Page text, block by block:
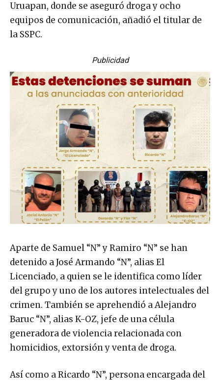
Uruapan, donde se aseguró droga y ocho
equipos de comunicación, añadió el titular de
la SSPC.
Publicidad
Aparte de Samuel “N” y Ramiro “N” se han
detenido a José Armando “N”, alias El
Licenciado, a quien se le identifica como líder
del grupo y uno de los autores intelectuales del
crimen. También se aprehendió a Alejandro
Baruc “N”, alias K-OZ, jefe de una célula
generadora de violencia relacionada con
homicidios, extorsión y venta de droga.
Así como a Ricardo “N”, persona encargada del